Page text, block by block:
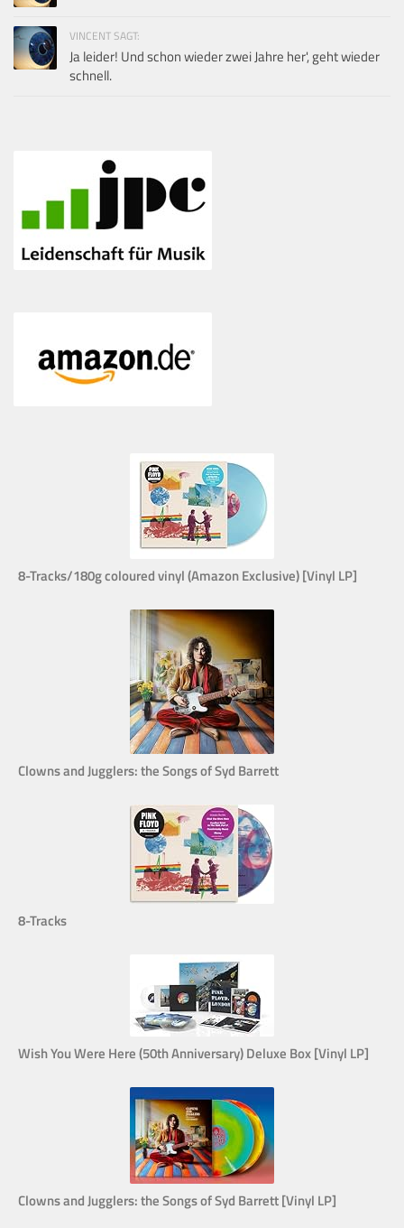
VINCENT SAGT:
Ja leider! Und schon wieder zwei Jahre her', geht wieder
schnell.
8-Tracks/180g coloured vinyl (Amazon Exclusive) [Vinyl LP]
Clowns and Jugglers: the Songs of Syd Barrett
8-Tracks
Wish You Were Here (50th Anniversary) Deluxe Box [Vinyl LP]
Clowns and Jugglers: the Songs of Syd Barrett [Vinyl LP]